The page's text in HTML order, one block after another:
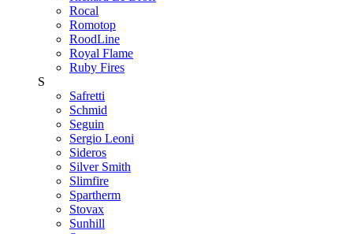
Rocal
Romotop
RoodLine
Royal Flame
Ruby Fires
S
Safretti
Schmid
Seguin
Sergio Leoni
Sideros
Silver Smith
Slimfire
Spartherm
Stovax
Sunhill